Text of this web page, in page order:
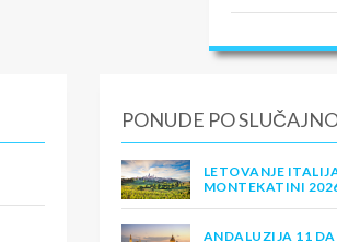
PONUDE PO
LETOVANJE
MONTEKATINI
ANDALUZIJA 11